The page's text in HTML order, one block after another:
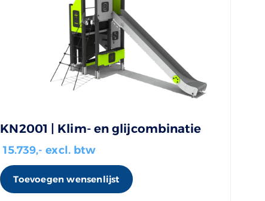
KN2001 | Klim- en glijcombinatie
15.739,- excl. btw
Toevoegen wensenlijst